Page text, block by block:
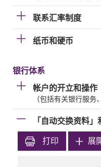
联系汇率制度
纸币和硬币
银行体系
帐户的开立和操作
（包括有关银行服务
「自动交换资料
打印 展